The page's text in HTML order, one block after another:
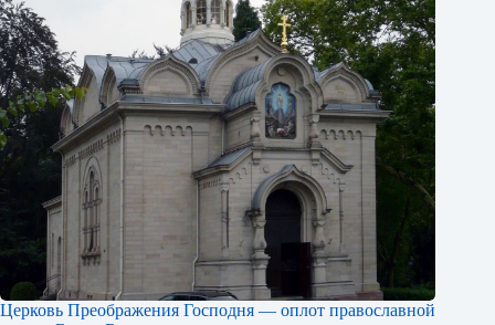
Церковь Преображения Господня — оплот православной